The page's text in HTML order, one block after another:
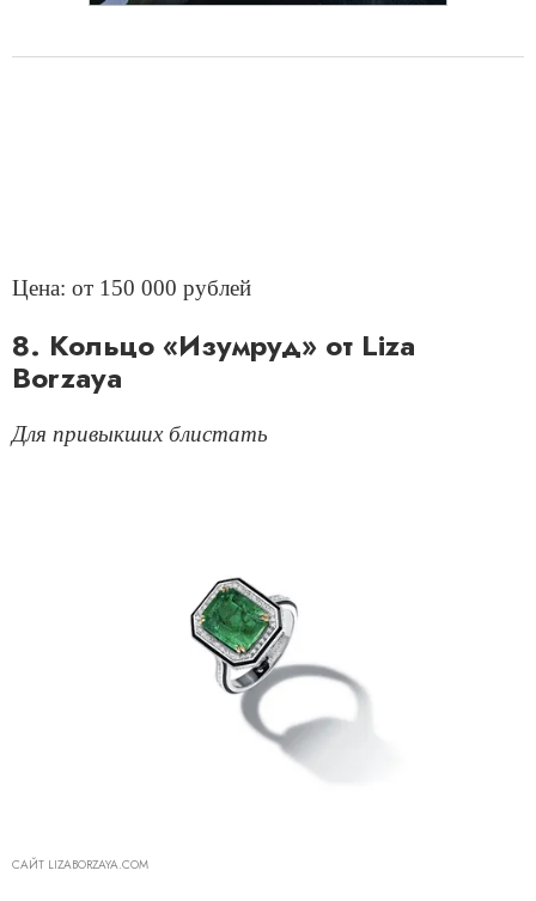
Цена: от 150 000 рублей
8. Кольцо «Изумруд» от Liza
Borzaya
Для привыкших блистать
САЙТ LIZABORZAYA.COM